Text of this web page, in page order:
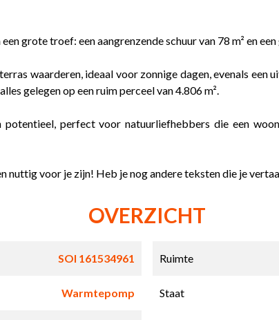
grote troef: een aangrenzende schuur van 78 m² en
waarderen, ideaal voor zonnige dagen, evenals een
gelegen op een ruim perceel van 4.806 m².
potentieel, perfect voor natuurliefhebbers die een
nuttig voor je zijn! Heb je nog andere teksten die je
OVERZICHT
SOI 161534961 Ruimte
Warmtepomp Staat